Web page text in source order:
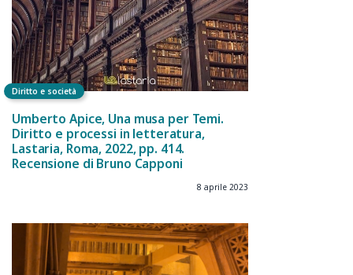
Diritto e società
Umberto Apice, Una musa per Temi.
Diritto e processi in letteratura,
Lastaria, Roma, 2022, pp. 414.
Recensione di Bruno Capponi
8 aprile 2023